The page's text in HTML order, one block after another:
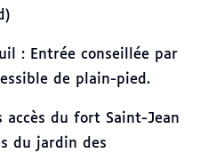
: Entrée conseillée par
de plain-pied.
du fort Saint-Jean
du jardin des